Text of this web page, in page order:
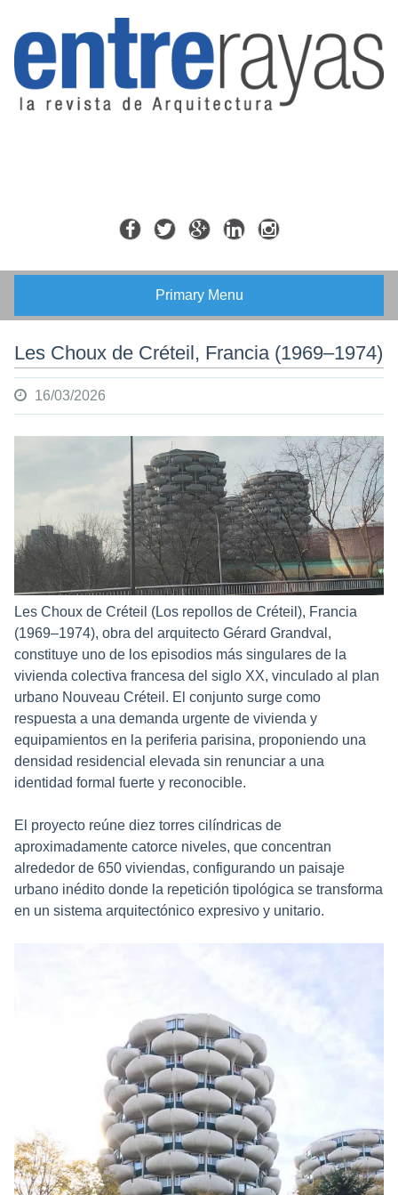
content
Primary Menu
Les Choux de Créteil, Francia (1969–1974)
16/03/2026
Les Choux de Créteil (Los repollos de Créteil), Francia
(1969–1974), obra del arquitecto Gérard Grandval,
constituye uno de los episodios más singulares de la
vivienda colectiva francesa del siglo XX, vinculado al plan
urbano Nouveau Créteil. El conjunto surge como
respuesta a una demanda urgente de vivienda y
equipamientos en la periferia parisina, proponiendo una
densidad residencial elevada sin renunciar a una
identidad formal fuerte y reconocible.
El proyecto reúne diez torres cilíndricas de
aproximadamente catorce niveles, que concentran
alrededor de 650 viviendas, configurando un paisaje
urbano inédito donde la repetición tipológica se transforma
en un sistema arquitectónico expresivo y unitario.